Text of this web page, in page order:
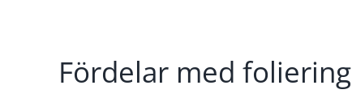
Fördelar med foliering